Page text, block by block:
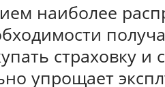
наиболее
страховку и
упрощает